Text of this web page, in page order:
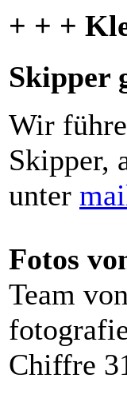
+ + +
Skipper
Wir
Skipper,
unter
Fotos
Team
Chiffre